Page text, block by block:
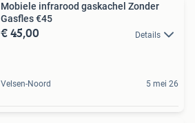
Mobiele infrarood gaskachel Zonder
Gasfles €45
€ 45,00 Details
Velsen-Noord 5 mei 26